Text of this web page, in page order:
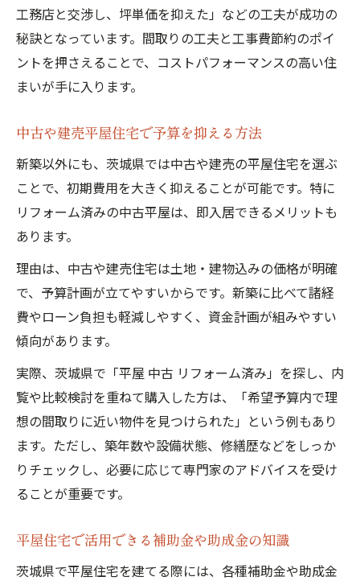
工務店と交渉し、坪単価を抑えた」などの工夫が成功の
秘訣となっています。間取りの工夫と工事費節約のポイ
ントを押さえることで、コストパフォーマンスの高い住
まいが手に入ります。
中古や建売平屋住宅で予算を抑える方法
新築以外にも、茨城県では中古や建売の平屋住宅を選ぶ
ことで、初期費用を大きく抑えることが可能です。特に
リフォーム済みの中古平屋は、即入居できるメリットも
あります。
理由は、中古や建売住宅は土地・建物込みの価格が明確
で、予算計画が立てやすいからです。新築に比べて諸経
費やローン負担も軽減しやすく、資金計画が組みやすい
傾向があります。
実際、茨城県で「平屋 中古 リフォーム済み」を探し、内
覧や比較検討を重ねて購入した方は、「希望予算内で理
想の間取りに近い物件を見つけられた」という例もあり
ます。ただし、築年数や設備状態、修繕歴などをしっか
りチェックし、必要に応じて専門家のアドバイスを受け
ることが重要です。
平屋住宅で活用できる補助金や助成金の知識
茨城県で平屋住宅を建てる際には、各種補助金や助成金